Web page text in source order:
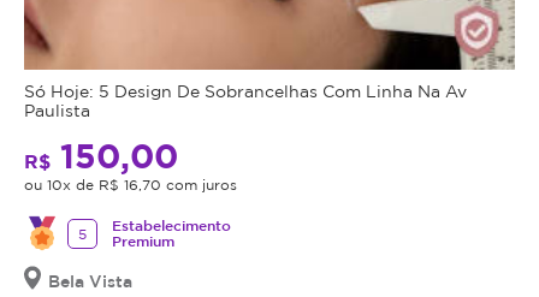
Só Hoje: 5 Design De Sobrancelhas Com Linha Na Av
Paulista
R$ 150,00
ou 10x de R$ 16,70 com juros
5
Estabelecimento
Premium
Bela Vista